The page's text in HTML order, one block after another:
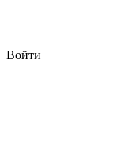
Войти